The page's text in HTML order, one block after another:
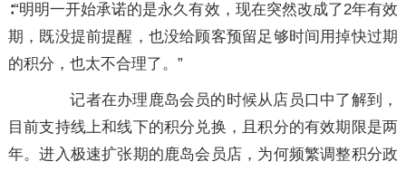
∶“明明一开始承诺的是永久有效，现在突然改成了2年有效
期，既没提前提醒，也没给顾客预留足够时间用掉快过期
的积分，也太不合理了。”
记者在办理鹿岛会员的时候从店员口中了解到，
目前支持线上和线下的积分兑换，且积分的有效期限是两
年。进入极速扩张期的鹿岛会员店，为何频繁调整积分政